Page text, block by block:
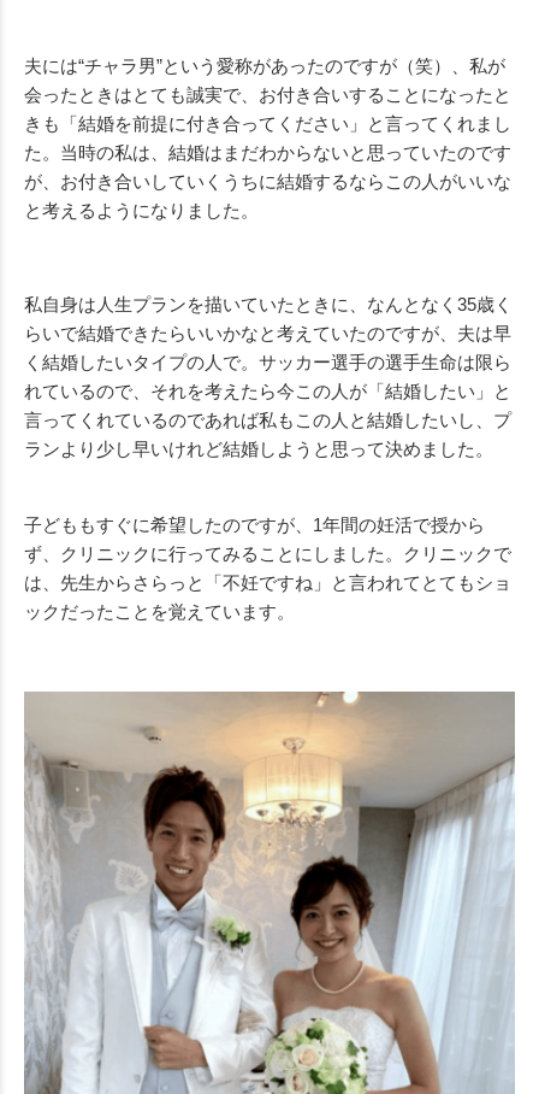
夫には“チャラ男”という愛称があったのですが（笑）、私が
会ったときはとても誠実で、お付き合いすることになったと
きも「結婚を前提に付き合ってください」と言ってくれまし
た。当時の私は、結婚はまだわからないと思っていたのです
が、お付き合いしていくうちに結婚するならこの人がいいな
と考えるようになりました。
私自身は人生プランを描いていたときに、なんとなく35歳く
らいで結婚できたらいいかなと考えていたのですが、夫は早
く結婚したいタイプの人で。サッカー選手の選手生命は限ら
れているので、それを考えたら今この人が「結婚したい」と
言ってくれているのであれば私もこの人と結婚したいし、プ
ランより少し早いけれど結婚しようと思って決めました。
子どももすぐに希望したのですが、1年間の妊活で授から
ず、クリニックに行ってみることにしました。クリニックで
は、先生からさらっと「不妊ですね」と言われてとてもショ
ックだったことを覚えています。